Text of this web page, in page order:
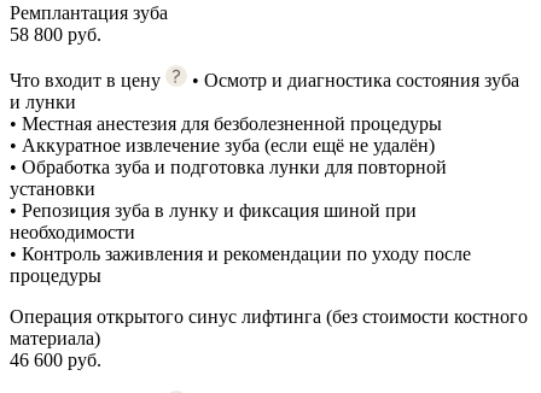
Ремплантация зуба
58 800 руб.
Что входит в цену
• Осмотр и диагностика состояния зуба
и лунки
• Местная анестезия для безболезненной процедуры
• Аккуратное извлечение зуба (если ещё не удалён)
• Обработка зуба и подготовка лунки для повторной
установки
• Репозиция зуба в лунку и фиксация шиной при
необходимости
• Контроль заживления и рекомендации по уходу после
процедуры
Операция открытого синус лифтинга (без стоимости костного
материала)
46 600 руб.